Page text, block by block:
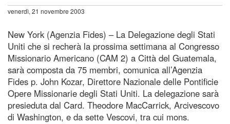
venerdì, 21 novembre 2003
New York (Agenzia Fides) – La Delegazione degli Stati
Uniti che si recherà la prossima settimana al Congresso
Missionario Americano (CAM 2) a Città del Guatemala,
sarà composta da 75 membri, comunica all’Agenzia
Fides p. John Kozar, Direttore Nazionale delle Pontificie
Opere Missionarie degli Stati Uniti. La delegazione sarà
presieduta dal Card. Theodore MacCarrick, Arcivescovo
di Washington, e da sette Vescovi, tra cui mons.